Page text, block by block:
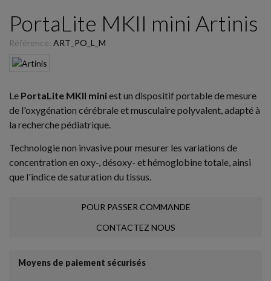
PortaLite MKII mini Artinis
Référence: ART_PO_L_M
Le PortaLite MKII miniest un dispositif portable de mesure
de l'oxygénation cérébrale et musculaire polyvalent, adapté à
la recherche pédiatrique.
Technologie non invasive pour mesurer les variations de
concentration en oxy-, désoxy- et hémoglobine totale, ainsi
que l'indice de saturation du tissus.
POUR PASSER COMMANDE
CONTACTEZ NOUS
Moyens de paiement sécurisés